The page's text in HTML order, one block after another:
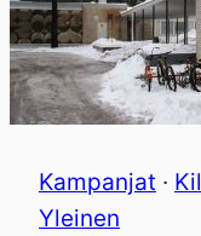
Kampanjat ·
Yleinen